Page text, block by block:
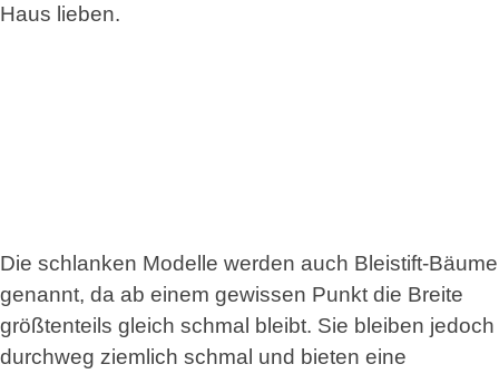
Haus lieben.
Die schlanken Modelle werden auch Bleistift-Bäume
genannt, da ab einem gewissen Punkt die Breite
größtenteils gleich schmal bleibt. Sie bleiben jedoch
durchweg ziemlich schmal und bieten eine